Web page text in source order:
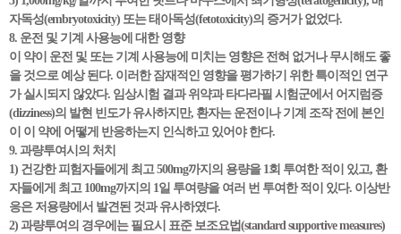
자독성(embryotoxicity) 또는 태아독성(fetotoxicity)의 증거가 없었다.
8. 운전 및 기계 사용능에 대한 영향
이 약이 운전 및 또는 기계 사용능에 미치는 영향은 전혀 없거나 무시해도 좋
을 것으로 예상 된다. 이러한 잠재적인 영향을 평가하기 위한 특이적인 연구
가 실시되지 않았다. 임상시험 결과 위약과 타다라필 시험군에서 어지럼증
(dizziness)의 발현 빈도가 유사하지만, 환자는 운전이나 기계 조작 전에 본인
이 이 약에 어떻게 반응하는지 인식하고 있어야 한다.
9. 과량투여시의 처치
1) 건강한 피험자들에게 최고 500mg까지의 용량을 1회 투여한 적이 있고, 환
자들에게 최고 100mg까지의 1일 투여량을 여러 번 투여한 적이 있다. 이상반
응은 저용량에서 발견된 것과 유사하였다.
2) 과량투여의 경우에는 필요시 표준 보조요법(standard supportive measures)